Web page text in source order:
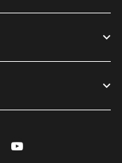
LinkedIn